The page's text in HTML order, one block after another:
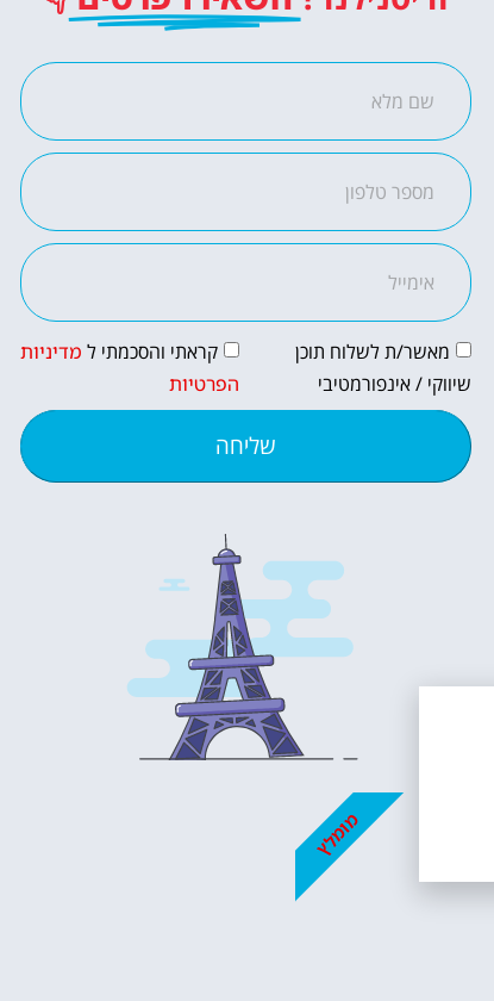
השעשועים הכי מפורסם
לחצו פה!
מאשר/ת לשלוח תוכן
שיווקי / אינפורמטיבי
קראתי והסכמתי ל מדיניות
הפרטיות
שליחה
מומלץ